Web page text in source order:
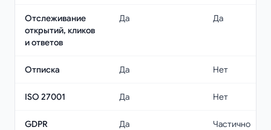
Отслеживание
открытий, кликов
и ответов
Да Да
Отписка Да Нет
ISO 27001 Да Нет
GDPR Да Частично